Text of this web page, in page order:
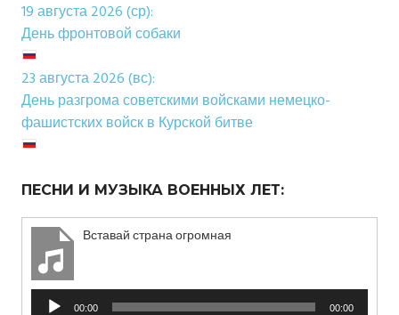
19 августа 2026 (ср):
День фронтовой собаки
23 августа 2026 (вс):
День разгрома советскими войсками немецко-
фашистских войск в Курской битве
ПЕСНИ И МУЗЫКА ВОЕННЫХ ЛЕТ:
Вставай страна огромная
Аудиоплеер
00:00 00:00